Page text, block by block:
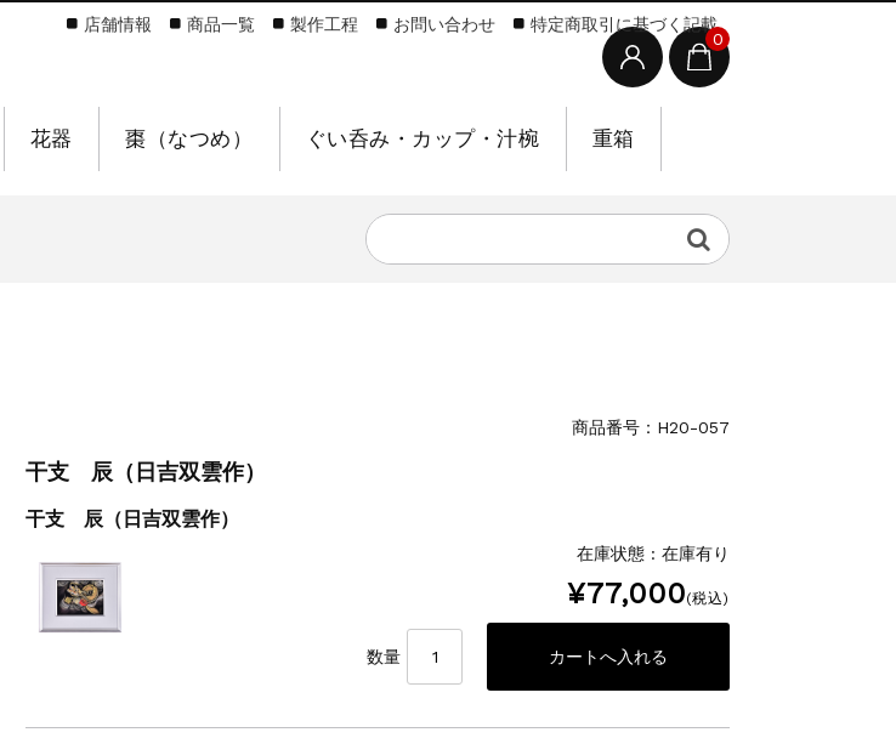
0
花器 棗（なつめ） ぐい呑み・カップ・汁椀 重箱
店舗情報 商品一覧 製作工程 お問い合わせ 特定商取引に基づく記載
商品番号：H20-057
干支 辰（日吉双雲作）
干支 辰（日吉双雲作）
在庫状態 : 在庫有り
¥77,000(税込)
数量